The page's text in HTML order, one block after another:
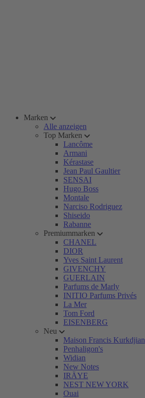
Marken
Alle anzeigen
Top Marken
Lancôme
Armani
Kérastase
Jean Paul Gaultier
SENSAI
Hugo Boss
Montale
Narciso Rodriguez
Shiseido
Rabanne
Premiummarken
CHANEL
DIOR
Yves Saint Laurent
GIVENCHY
GUERLAIN
Parfums de Marly
INITIO Parfums Privés
La Mer
Tom Ford
EISENBERG
Neu
Maison Francis Kurkdjian
Penhaligon's
Widian
New Notes
IRÄYE
NEST NEW YORK
Ouai